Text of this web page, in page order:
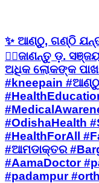
✨ ଆଣ୍ଠୁ, ଗଣ୍ଠି
👨‍⚕️ଜାଣନ୍ତୁ ଡ଼.
ଅଧିକ ଲୋକଙ୍କ
#kneepain
#OdishaHealth
#HealthForAll
#ଆମଡାକ୍ତର
#AamaDoctor
#padampur